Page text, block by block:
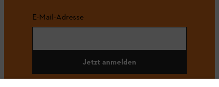
E-Mail-Adresse
Jetzt anmelden